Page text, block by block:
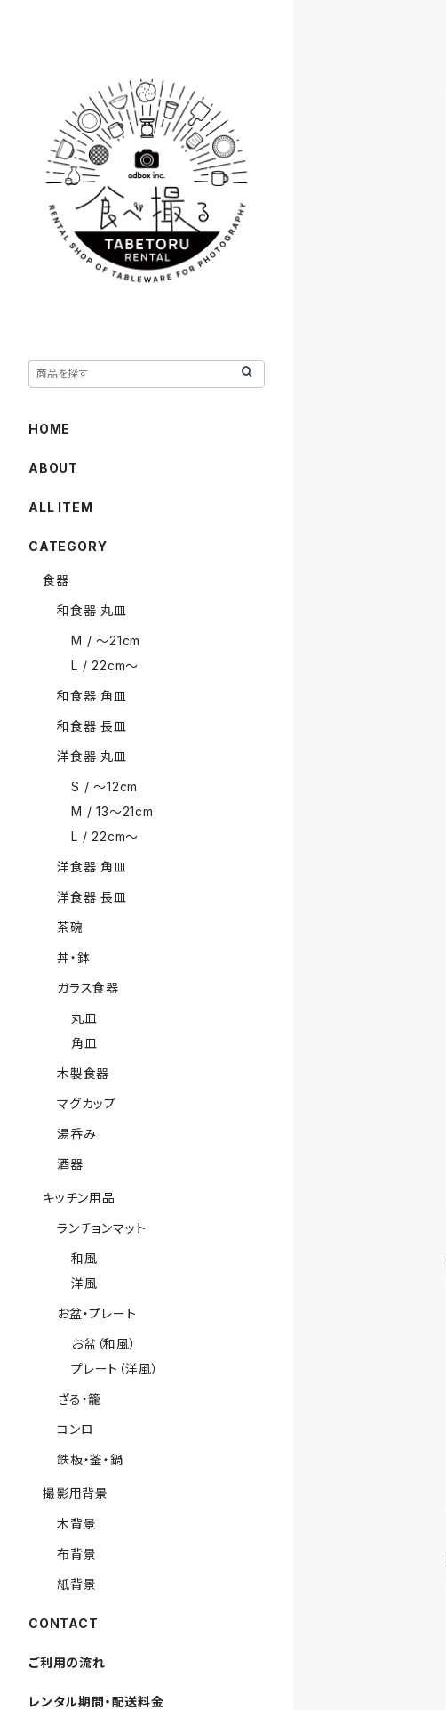
HOME
ABOUT
ALL ITEM
CATEGORY
食器
和食器 丸皿
M / 〜21cm
L / 22cm〜
和食器 角皿
和食器 長皿
洋食器 丸皿
S / 〜12cm
M / 13〜21cm
L / 22cm〜
洋食器 角皿
洋食器 長皿
茶碗
丼・鉢
ガラス食器
丸皿
角皿
木製食器
マグカップ
湯呑み
酒器
キッチン用品
ランチョンマット
和風
洋風
お盆・プレート
お盆（和風）
プレート（洋風）
ざる・籠
コンロ
鉄板・釜・鍋
撮影用背景
木背景
布背景
紙背景
CONTACT
ご利用の流れ
レンタル期間・配送料金